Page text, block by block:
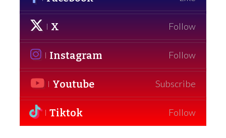
X Follow
Instagram Follow
Youtube Subscribe
Tiktok Follow